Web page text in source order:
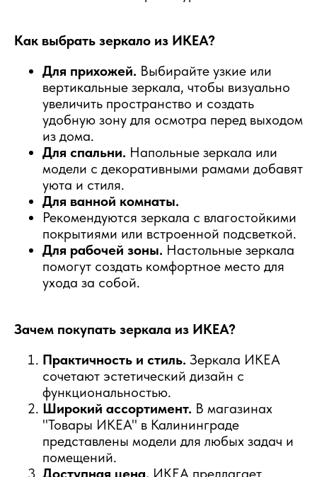
Как выбрать зеркало из ИКЕА?
Для прихожей. Выбирайте узкие или
вертикальные зеркала, чтобы визуально
увеличить пространство и создать
удобную зону для осмотра перед выходом
из дома.
Для спальни. Напольные зеркала или
модели с декоративными рамами добавят
уюта и стиля.
Для ванной комнаты.
Рекомендуются зеркала с влагостойкими
покрытиями или встроенной подсветкой.
Для рабочей зоны. Настольные зеркала
помогут создать комфортное место для
ухода за собой.
Зачем покупать зеркала из ИКЕА?
Практичность и стиль. Зеркала ИКЕА
сочетают эстетический дизайн с
функциональностью.
Широкий ассортимент. В магазинах
"Товары ИКЕА" в Калининграде
представлены модели для любых задач и
помещений.
Доступная цена. ИКЕА предлагает